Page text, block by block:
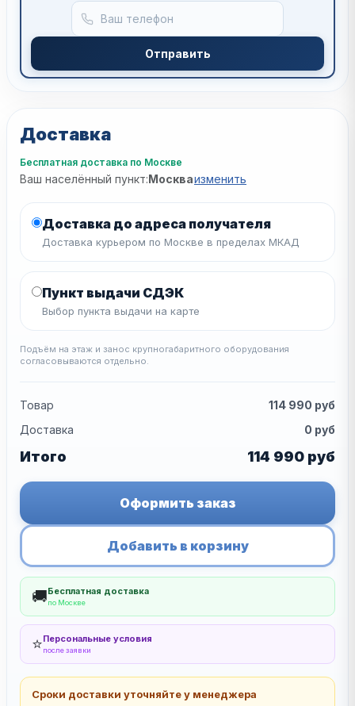
Отправить
Доставка
Бесплатная доставка по Москве
Ваш населённый пункт:Москваизменить
Доставка до адреса получателя
Доставка курьером по Москве в пределах МКАД
Пункт выдачи СДЭК
Выбор пункта выдачи на карте
Подъём на этаж и занос крупногабаритного оборудования
согласовываются отдельно.
Товар 114 990 руб
Доставка
0 руб
Итого 114 990 руб
Оформить заказ
Добавить в корзину
🚚Бесплатная доставка
по Москве
⭐Персональные условия
после заявки
Сроки доставки уточняйте у менеджера